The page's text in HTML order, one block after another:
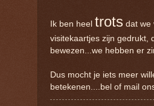
Ik ben heel trots dat we
visitekaartjes zijn gedrukt,
bewezen...we hebben er
Dus mocht je iets meer
betekenen....bel of mail